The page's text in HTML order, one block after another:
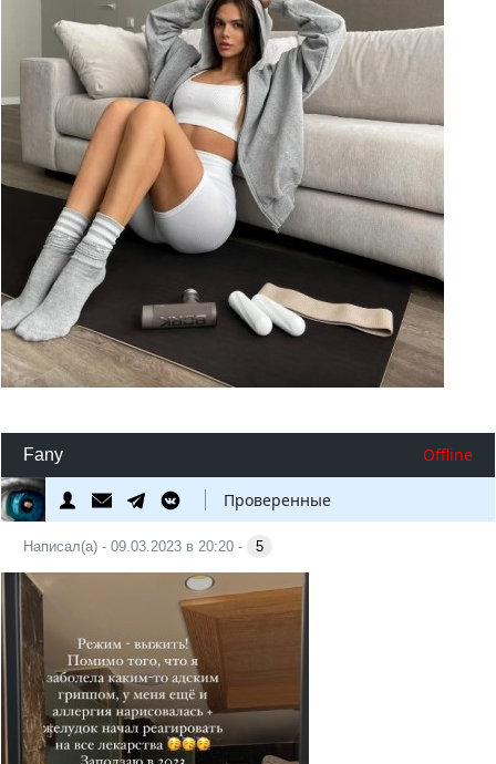
Fany Offline
Проверенные
Написал(а) - 09.03.2023 в 20:20 - 5